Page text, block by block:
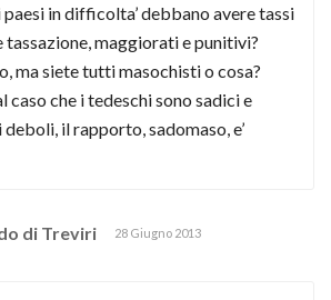
paesi in difficolta’ debbano avere tassi
tassazione, maggiorati e punitivi?
ma siete tutti masochisti o cosa?
caso che i tedeschi sono sadici e
il rapporto, sadomaso, e’
di Treviri 28 Giugno 2013